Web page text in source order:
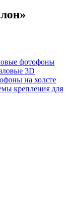
фотофоны
3D
на холсте
крепления для